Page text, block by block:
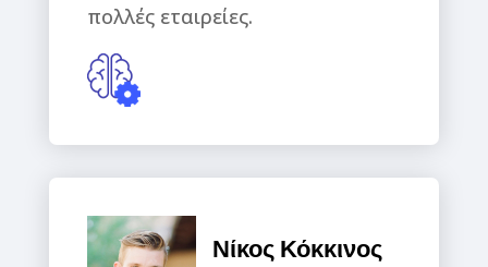
πολλές εταιρείες.
Νίκος Κόκκινος